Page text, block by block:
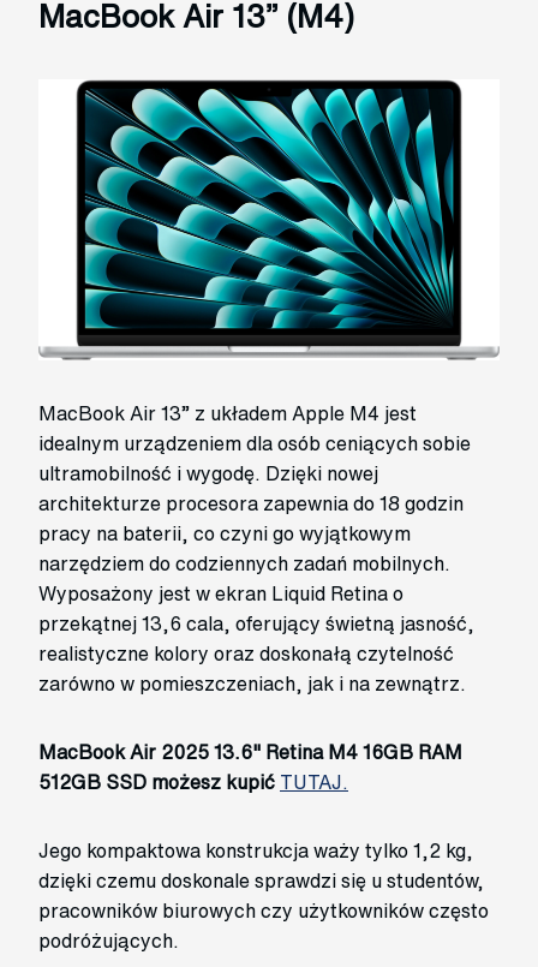
MacBook Air 13” (M4)
MacBook Air 13” z układem Apple M4 jest
idealnym urządzeniem dla osób ceniących sobie
ultramobilność i wygodę. Dzięki nowej
architekturze procesora zapewnia do 18 godzin
pracy na baterii, co czyni go wyjątkowym
narzędziem do codziennych zadań mobilnych.
Wyposażony jest w ekran Liquid Retina o
przekątnej 13,6 cala, oferujący świetną jasność,
realistyczne kolory oraz doskonałą czytelność
zarówno w pomieszczeniach, jak i na zewnątrz.
MacBook Air 2025 13.6" Retina M4 16GB RAM
512GB SSD możesz kupić TUTAJ.
Jego kompaktowa konstrukcja waży tylko 1,2 kg,
dzięki czemu doskonale sprawdzi się u studentów,
pracowników biurowych czy użytkowników często
podróżujących.